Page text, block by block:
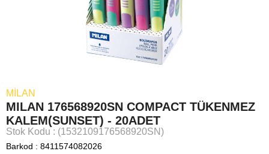
MILAN
MILAN 176568920SN COMPACT TÜKENMEZ
KALEM(SUNSET) - 20ADET
Stok Kodu (1532109176568920SN)
Barkod : 8411574082026